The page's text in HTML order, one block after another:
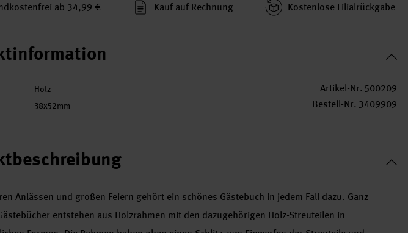
ab 34,99 € Kauf auf Rechnung Kosten­lose Filial­rückgabe
Holz
38x52mm
Artikel-Nr. 500209
Bestell-Nr. 3409909
Anlässen und großen Feiern gehört ein schönes Gästebuch in jedem Fall dazu. Ganz
entstehen aus Holzrahmen mit den dazugehörigen Holz-Streuteilen in